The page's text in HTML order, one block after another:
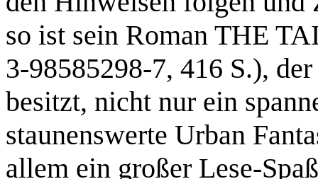
so ist sein Roman THE
3-98585298-7, 416 S.),
besitzt, nicht nur ein
staunenswerte Urban
allem ein großer Lese-